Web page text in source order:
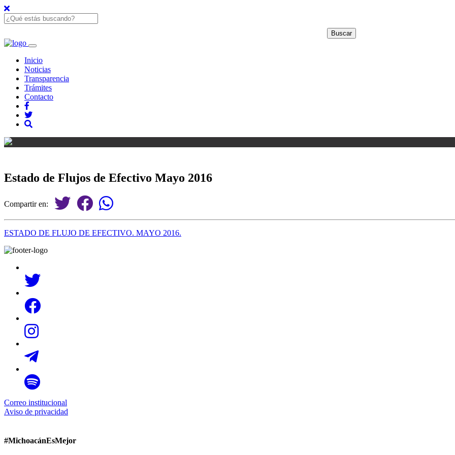
Inicio
Noticias
Transparencia
Trámites
Contacto
Estado de Flujos de Efectivo Mayo 2016
Compartir en:
ESTADO DE FLUJO DE EFECTIVO. MAYO 2016.
Correo institucional
Aviso de privacidad
#MichoacánEsMejor